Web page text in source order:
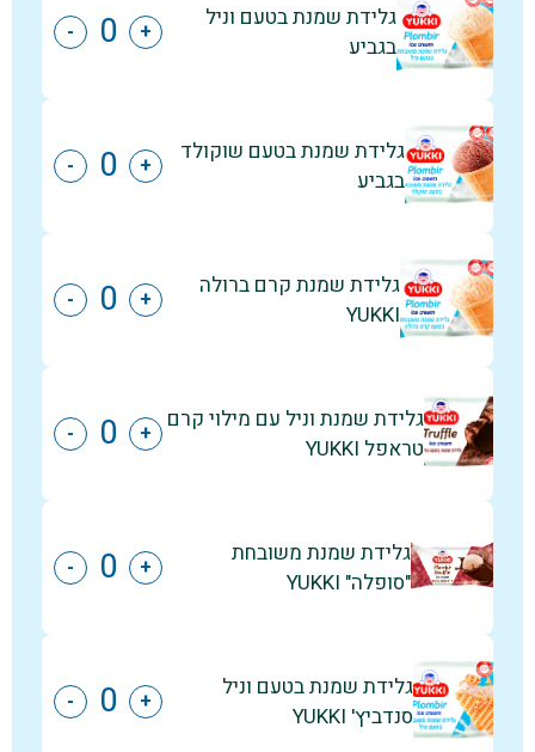
גלידת שמנת בטעם וניל
בגביע
+
-
גלידת שמנת בטעם שוקולד
בגביע
+
-
גלידת שמנת קרם ברולה
YUKKI
+
-
גלידת שמנת וניל עם מילוי קרם
טראפל YUKKI
+
-
גלידת שמנת משובחת
"סופלה" YUKKI
+
-
גלידת שמנת בטעם וניל
סנדביץ' YUKKI
+
-